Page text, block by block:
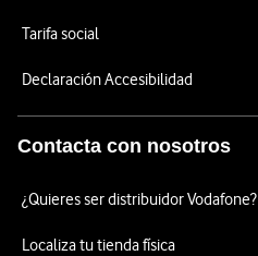
Tarifa social
Declaración Accesibilidad
Contacta con nosotros
¿Quieres ser distribuidor Vodafone?
Localiza tu tienda física